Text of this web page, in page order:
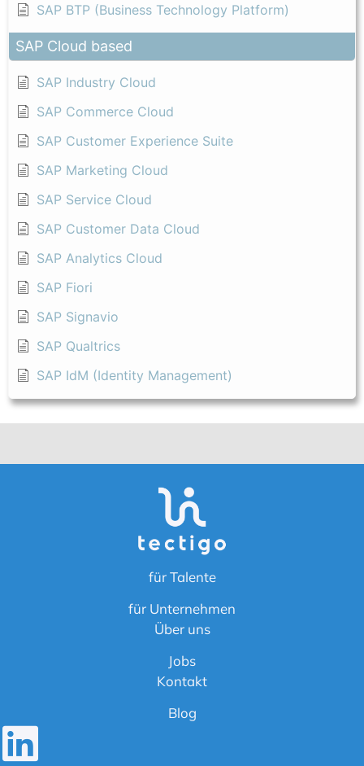
SAP BTP (Business Technology Platform)
SAP Cloud based
SAP Industry Cloud
SAP Commerce Cloud
SAP Customer Experience Suite
SAP Marketing Cloud
SAP Service Cloud
SAP Customer Data Cloud
SAP Analytics Cloud
SAP Fiori
SAP Signavio
SAP Qualtrics
SAP IdM (Identity Management)
für Talente
für Unternehmen
Über uns
Jobs
Kontakt
Blog